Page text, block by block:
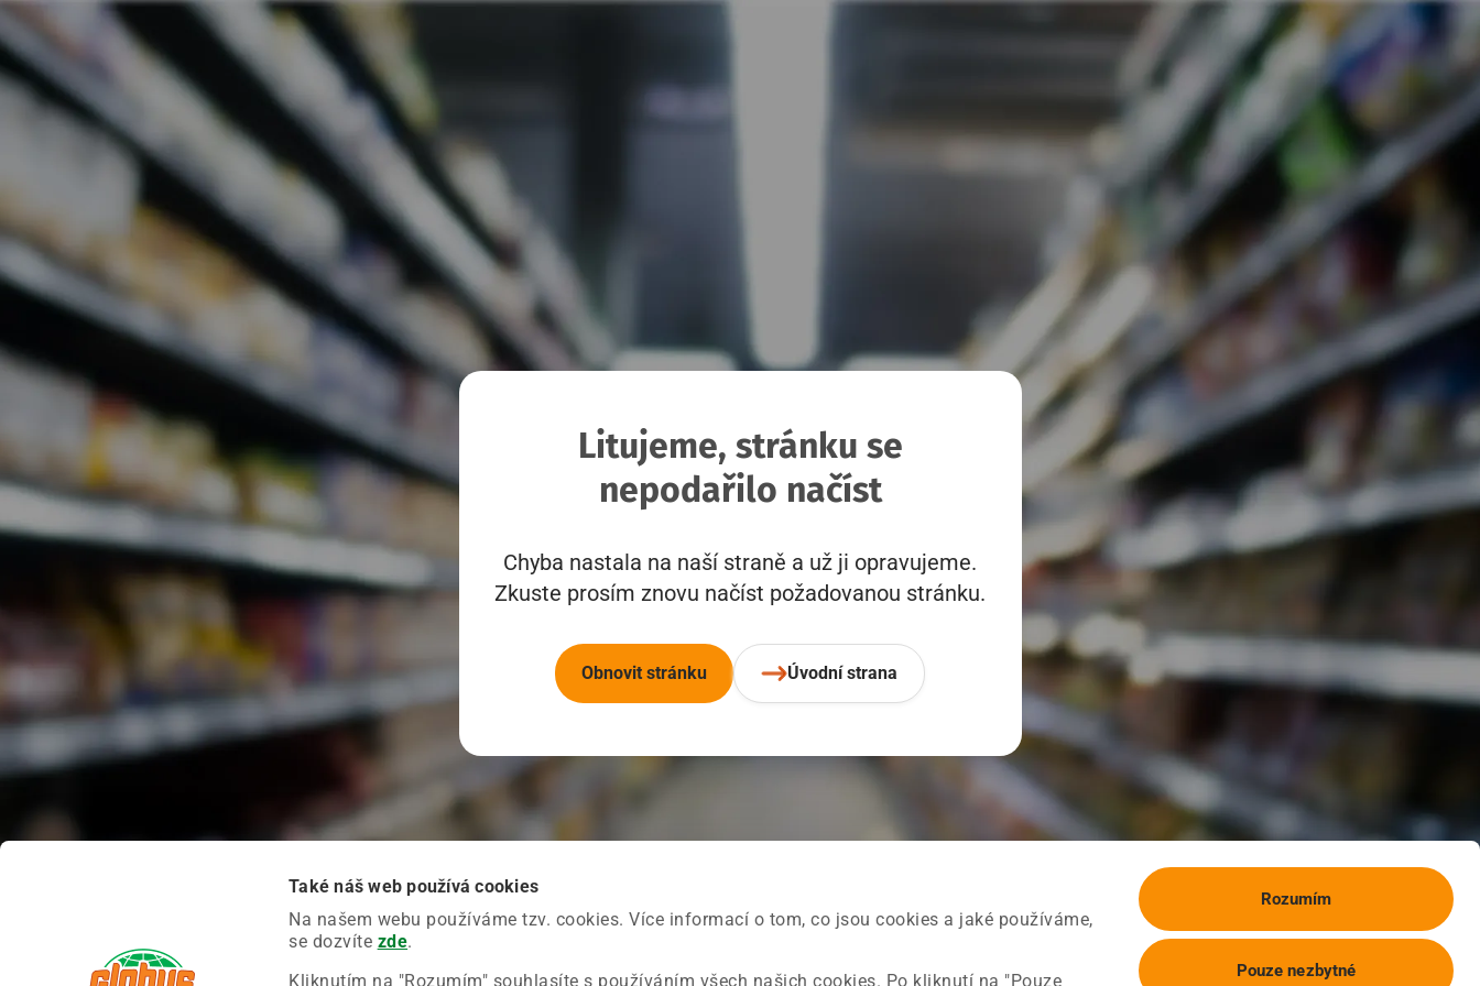
Také náš web používá cookies
Na našem webu používáme tzv. cookies. Více informací o tom, co jsou cookies a jaké používáme,
se dozvíte zde.
Kliknutím na "Rozumím" souhlasíte s používáním všech našich cookies. Po kliknutí na "Pouze
Rozumím
Pouze nezbytné
Litujeme, stránku se
nepodařilo načíst
Chyba nastala na naší straně a už ji opravujeme.
Zkuste prosím znovu načíst požadovanou stránku.
Obnovit stránku Úvodní strana